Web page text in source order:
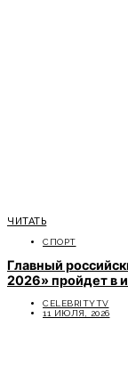
ЧИТАТЬ
СПОРТ
Главный
2026» пройдет в
CELEBRITYTV
11 ИЮЛЯ, 2026